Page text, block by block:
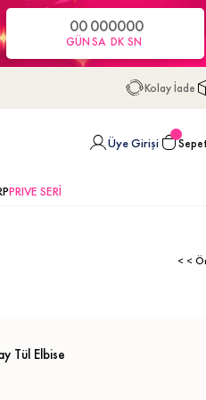
00
GÜN
00
SA
00
DK
00
SN
Kolay İade
Üye Girişi
PRIVE SERİ
< <
Tül Elbise